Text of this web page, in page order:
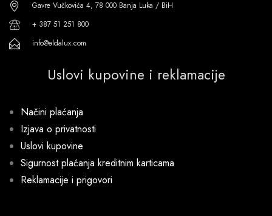
Gavre Vučkovića 4, 78 000 Banja Luka / BiH
+ 387 51 251 800
info@eldalux.com
Uslovi kupovine i reklamacije
Načini plaćanja
Izjava o privatnosti
Uslovi kupovine
Sigurnost plaćanja kreditnim karticama
Reklamacije i prigovori